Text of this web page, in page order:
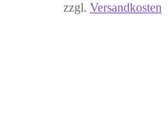
zzgl. Versandkosten